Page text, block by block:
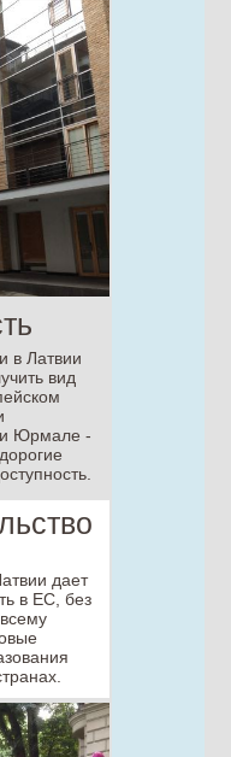
в Латвии
вид
и Юрмале -
дает
в ЕС, без